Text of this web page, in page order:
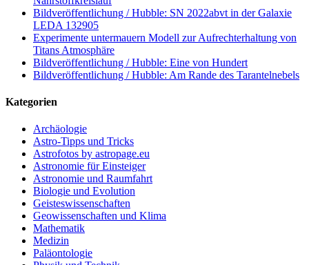
Bildveröffentlichung / Hubble: SN 2022abvt in der Galaxie
LEDA 132905
Experimente untermauern Modell zur Aufrechterhaltung von
Titans Atmosphäre
Bildveröffentlichung / Hubble: Eine von Hundert
Bildveröffentlichung / Hubble: Am Rande des Tarantelnebels
Kategorien
Archäologie
Astro-Tipps und Tricks
Astrofotos by astropage.eu
Astronomie für Einsteiger
Astronomie und Raumfahrt
Biologie und Evolution
Geisteswissenschaften
Geowissenschaften und Klima
Mathematik
Medizin
Paläontologie